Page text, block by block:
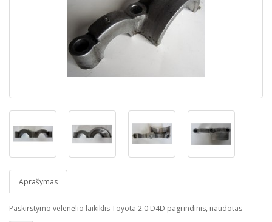
Aprašymas
Paskirstymo velenėlio laikiklis Toyota 2.0 D4D pagrindinis, naudotas